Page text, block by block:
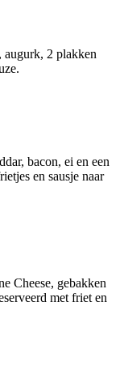
augurk, 2 plakken
bacon, ei en een
en sausje naar
Cheese, gebakken
met friet en